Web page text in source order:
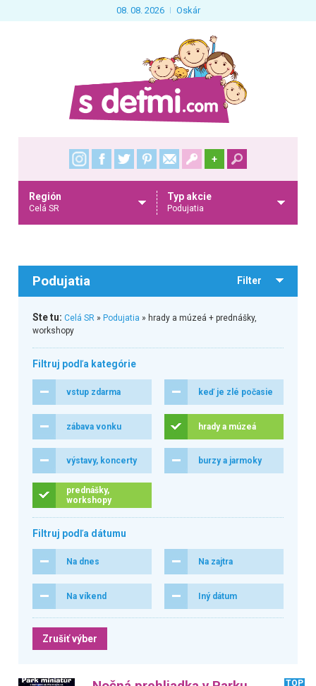
08. 08. 2026 Oskár
+
Región
Celá SR
Typ akcie
Podujatia
Podujatia Filter
Ste tu: Celá SR» Podujatia » hrady a múzeá + prednášky,
workshopy
Filtruj podľa kategórie
vstup zdarma keď je zlé počasie
zábava vonku hrady a múzeá
výstavy, koncerty burzy a jarmoky
prednášky,
workshopy
Filtruj podľa dátumu
Na dnes Na zajtra
Na víkend Iný dátum
Zrušiť výber
TOP